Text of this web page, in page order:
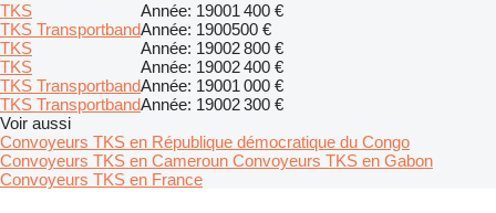
TKS Année: 19001 400 €
TKS TransportbandAnnée: 1900500 €
TKS
Année: 19002 800 €
TKS
Année: 19002 400 €
TKS TransportbandAnnée: 19001 000 €
TKS TransportbandAnnée: 19002 300 €
Voir aussi
Convoyeurs TKS en République démocratique du Congo
Convoyeurs TKS en Cameroun Convoyeurs TKS en Gabon
Convoyeurs TKS en France